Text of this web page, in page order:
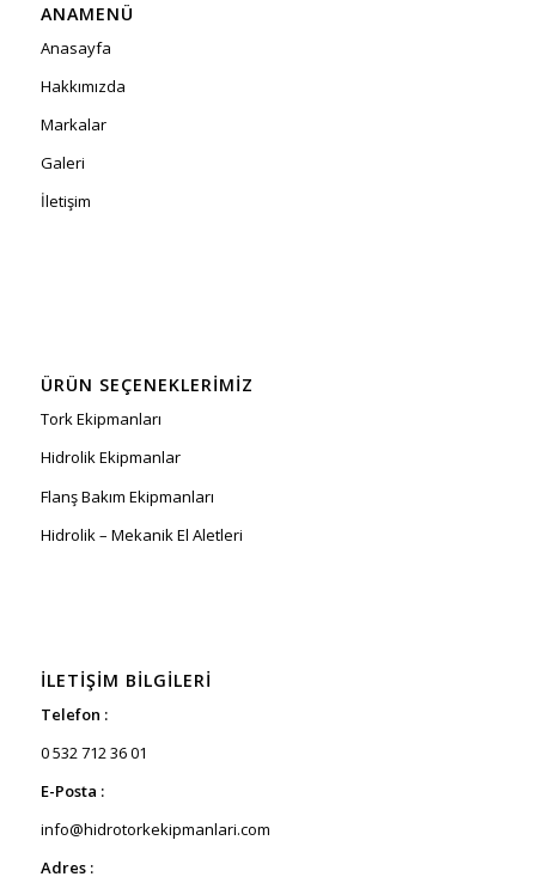
ANAMENÜ
Anasayfa
Hakkımızda
Markalar
Galeri
İletişim
ÜRÜN SEÇENEKLERIMIZ
Tork Ekipmanları
Hidrolik Ekipmanlar
Flanş Bakım Ekipmanları
Hidrolik – Mekanik El Aletleri
İLETIŞIM BILGILERI
Telefon :
0 532 712 36 01
E-Posta :
info@hidrotorkekipmanlari.com
Adres :